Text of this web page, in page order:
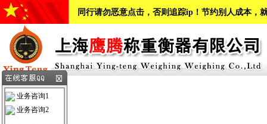
同行请勿恶意点击，否则追踪ip！节约别人成本，
业务咨询1
业务咨询2